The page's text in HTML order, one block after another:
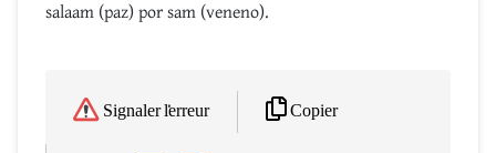
salaam (paz) por sam (veneno).
Signaler l'erreur Copier